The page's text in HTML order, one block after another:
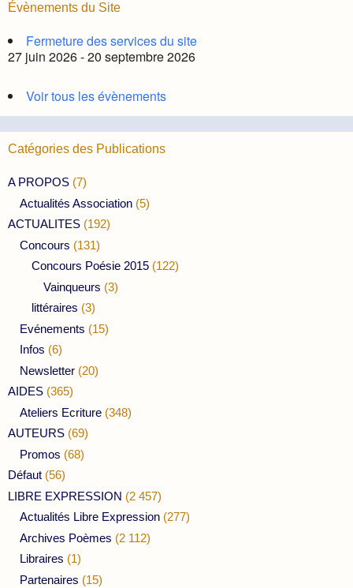
Évènements du Site
Fermeture des services du site
27 juin 2026 - 20 septembre 2026
Voir tous les évènements
Catégories des Publications
A PROPOS (7)
Actualités Association (5)
ACTUALITES (192)
Concours (131)
Concours Poésie 2015 (122)
Vainqueurs (3)
littéraires (3)
Evénements (15)
Infos (6)
Newsletter (20)
AIDES (365)
Ateliers Ecriture (348)
AUTEURS (69)
Promos (68)
Défaut (56)
LIBRE EXPRESSION (2 457)
Actualités Libre Expression (277)
Archives Poèmes (2 112)
Libraires (1)
Partenaires (15)